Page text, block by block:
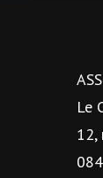
Le
12,